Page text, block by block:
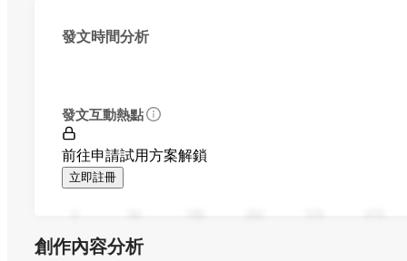
發文時間分析
發文互動熱點
前往申請試用方案解鎖
立即註冊
創作內容分析